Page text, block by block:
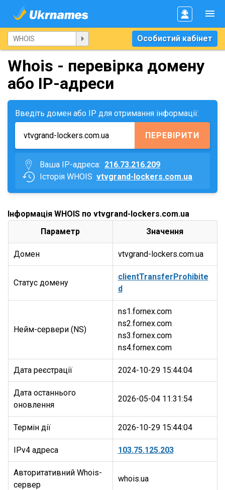
Особистий кабінет
Whois - перевірка домену
або IP-адреси
Введіть домен або IP для отримання інформації:
ПЕРЕВІРИТИ
Ваша IP-адреса: 216.73.216.209
Історія WHOIS vtvgrand-lockers.com.ua
Інформація WHOIS по vtvgrand-lockers.com.ua
Параметр
Значення
Домен vtvgrand-lockers.com.ua
Статус домену
clientTransferProhibite
d
Нейм-сервери (NS)
ns1.fornex.com
ns2.fornex.com
ns3.fornex.com
Дата реєстрації 2024-10-29 15:44:04
Дата останнього
оновлення
2026-05-04 11:31:54
Термін дії 2026-10-29 15:44:04
IPv4 адреса 103.75.125.203
Авторитативний Whois-
сервер
whois.ua